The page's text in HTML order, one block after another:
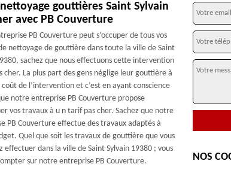
gouttières Saint Sylvain
avec PB Couverture
PB Couverture peut s’occuper de tous vos
nettoyage de gouttière dans toute la ville de Saint
sachez que nous effectuons cette intervention
cher. La plus part des gens néglige leur gouttière à
coût de l’intervention et c’est en ayant conscience
notre entreprise PB Couverture propose
vos travaux à u n tarif pas cher. Sachez que notre
PB Couverture effectue des travaux adaptés à
Quel que soit les travaux de gouttière que vous
effectuer dans la ville de Saint Sylvain 19380 ; vous
sur notre entreprise PB Couverture.
NOS